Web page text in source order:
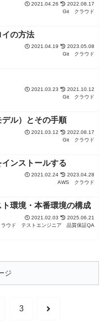
2021.04.26
2022.08.17
Git
クラウド
イの方法
2021.04.19
2023.05.08
Git
クラウド
2021.03.23
2021.10.12
Git
クラウド
ル）とその手順
2021.03.12
2022.08.17
Git
クラウド
ンストールする
2021.02.24
2023.04.28
AWS
クラウド
環境・本番環境の構成
2021.02.03
2025.06.21
ラウド テストエンジニア 品質保証QA
ジ
3 次